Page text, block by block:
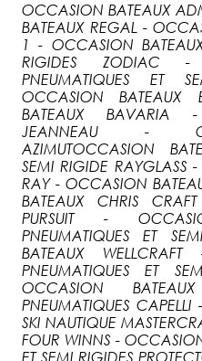
OCCASION BATEAUX
BATEAUX REGAL -
1 - OCCASION
RIGIDES ZODIAC -
PNEUMATIQUES ET
OCCASION BATEAUX
BATEAUX BAVARIA
JEANNEAU -
AZIMUTOCCASION
SEMI RIGIDE RAYGLASS
RAY - OCCASION
BATEAUX CHRIS
PURSUIT -
PNEUMATIQUES ET
BATEAUX
PNEUMATIQUES ET
OCCASION
PNEUMATIQUES
SKI NAUTIQUE
FOUR WINNS -
ET SEMI RIGIDES